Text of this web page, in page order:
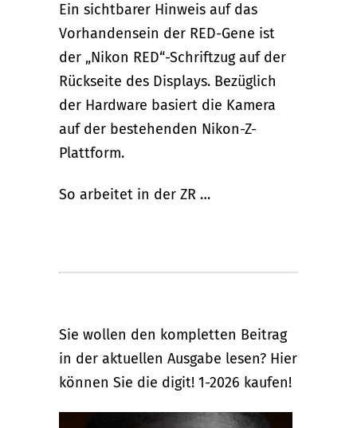
Ein sichtbarer Hinweis auf das
Vorhandensein der RED-Gene ist
der „Nikon RED“-Schriftzug auf der
Rückseite des Displays. Bezüglich
der Hardware basiert die Kamera
auf der bestehenden Nikon-Z-
Plattform.
So arbeitet in der ZR …
Sie wollen den kompletten Beitrag
in der aktuellen Ausgabe lesen? Hier
können Sie die digit! 1-2026 kaufen!